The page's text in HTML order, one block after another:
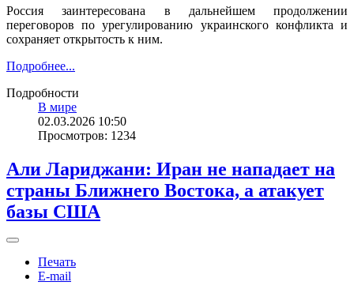
Россия заинтересована в дальнейшем продолжении
переговоров по урегулированию украинского конфликта и
сохраняет открытость к ним.
Подробнее...
Подробности
В мире
02.03.2026 10:50
Просмотров: 1234
Али Лариджани: Иран не нападает на
страны Ближнего Востока, а атакует
базы США
Печать
E-mail